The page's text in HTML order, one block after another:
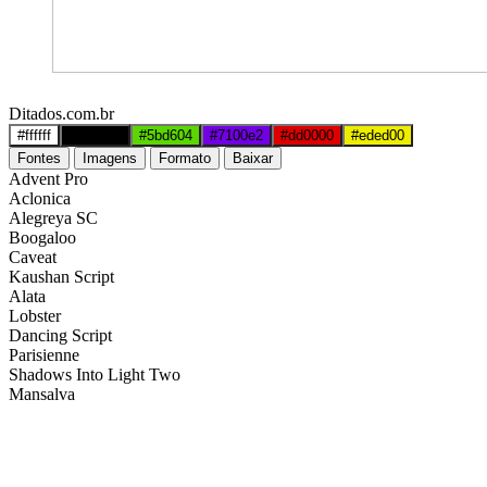
Ditados.com.br
#ffffff #5bd604 #7100e2 #dd0000
#eded00
Fontes
Imagens Formato Baixar
Advent Pro
Aclonica
Alegreya SC
Boogaloo
Caveat
Kaushan Script
Alata
Lobster
Dancing Script
Parisienne
Shadows Into Light Two
Mansalva